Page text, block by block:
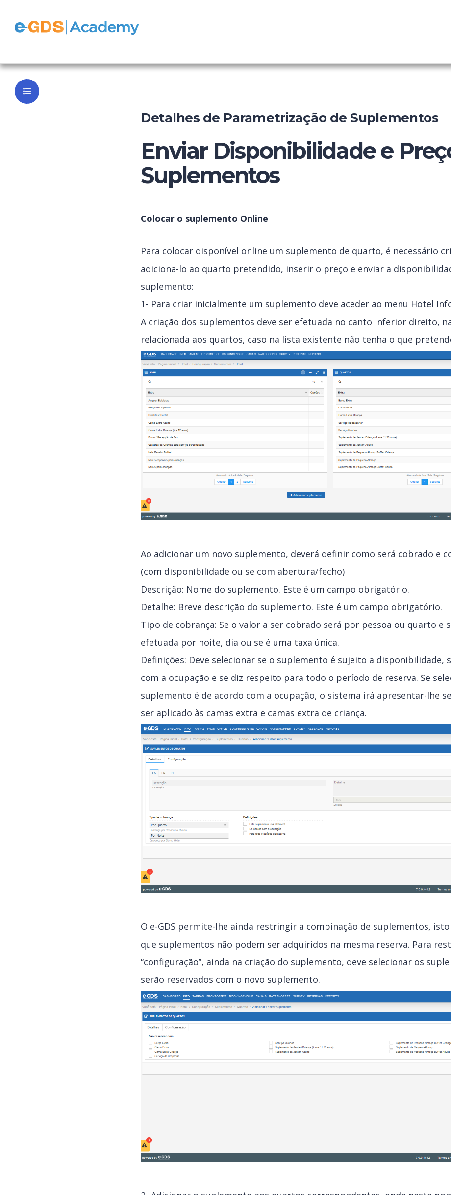
Detalhes de Parametrização de Suplementos
Enviar Disponibilidade e
Suplementos
Colocar o suplemento Online
Para colocar disponível online um suplemento de quarto, é necessário
adiciona-lo ao quarto pretendido, inserir o preço e enviar a
suplemento:
1- Para criar inicialmente um suplemento deve aceder ao menu Hotel
A criação dos suplementos deve ser efetuada no canto inferior direito,
relacionada aos quartos, caso na lista existente não tenha o que
Ao adicionar um novo suplemento, deverá definir como será cobrado e
(com disponibilidade ou se com abertura/fecho)
Descrição: Nome do suplemento. Este é um campo obrigatório.
Detalhe: Breve descrição do suplemento. Este é um campo obrigatório.
Tipo de cobrança: Se o valor a ser cobrado será por pessoa ou quarto e
efetuada por noite, dia ou se é uma taxa única.
Definições: Deve selecionar se o suplemento é sujeito a disponibilidade,
com a ocupação e se diz respeito para todo o período de reserva. Se
suplemento é de acordo com a ocupação, o sistema irá apresentar-lhe
ser aplicado às camas extra e camas extra de criança.
O e-GDS permite-lhe ainda restringir a combinação de suplementos,
que suplementos não podem ser adquiridos na mesma reserva. Para
“configuração”, ainda na criação do suplemento, deve selecionar os
serão reservados com o novo suplemento.